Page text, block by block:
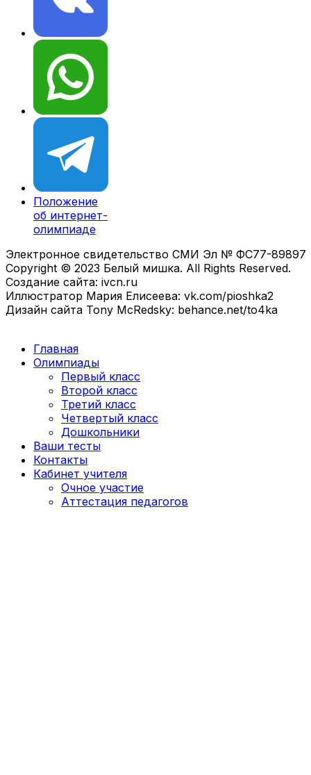
Положение
об интернет-
олимпиаде
Электронное свидетельство СМИ Эл № ФС77-89897
Copyright © 2023 Белый мишка. All Rights Reserved.
Создание сайта: ivcn.ru
Иллюстратор Мария Елисеева: vk.com/pioshka2
Дизайн сайта Tony McRedsky: behance.net/to4ka
Главная
Олимпиады
Первый класс
Второй класс
Третий класс
Четвертый класс
Дошкольники
Ваши тесты
Контакты
Кабинет учителя
Очное участие
Аттестация педагогов